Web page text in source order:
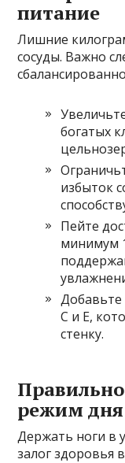
питание
Лишние
сосуды. Важно
богатых
избыток
Пейте
минимум
С и Е,
стенку.
режим дня
Держать ноги в
залог здоровья